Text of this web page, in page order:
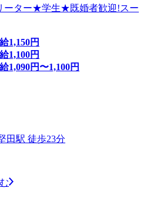
ーター★学生★既婚者歓迎!スー
1,150円
1,100円
1,090円〜1,100円
田駅 徒歩23分